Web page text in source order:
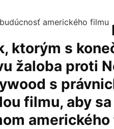
ktorým s
žaloba proti
s
filmu, aby